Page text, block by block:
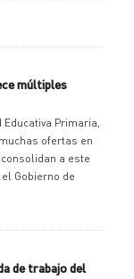
múltiples
Primaria,
ofertas en
a este
Gobierno de
de trabajo del